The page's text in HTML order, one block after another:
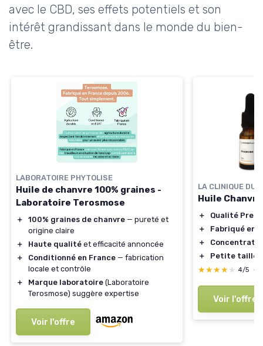
avec le CBD, ses effets potentiels et son
intérêt grandissant dans le monde du bien-
être.
LABORATOIRE PHYTOLISE
Huile de chanvre 100% graines -
Laboratoire Terosmose
＋ 100% graines de chanvre — pureté et
origine claire
＋
Haute qualité et efficacité annoncée
＋
Conditionné en France — fabrication
locale et contrôle
＋
Marque laboratoire (Laboratoire
Terosmose) suggère expertise
Voir l'offre
LA CLINIQUE DU
Huile
＋
Qualité
＋
Fabriqué en
＋
＋
Petite taille
★★★★★
★★★★★ 4/5 —
Voir l'offre